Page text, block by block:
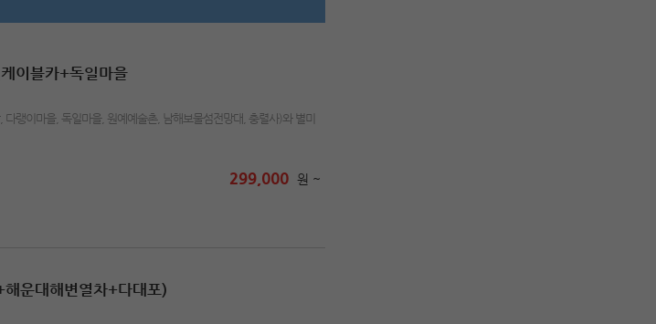
이블카+독일마을
랭이마을, 독일마을, 원예예술촌, 남해보물섬전망대, 충렬사)와 별미
299,000 원 ~
운대해변열차+다대포)